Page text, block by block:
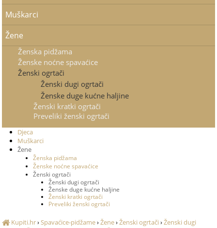
Muškarci
Žene
Ženska pidžama
Ženske noćne spavaćice
Ženski ogrtači
Ženski dugi ogrtači
Ženske duge kućne haljine
Ženski kratki ogrtači
Preveliki ženski ogrtači
Djeca
Muškarci
Žene
Ženska pidžama
Ženske noćne spavaćice
Ženski ogrtači
Ženski dugi ogrtači
Ženske duge kućne haljine
Ženski kratki ogrtači
Preveliki ženski ogrtači
Kupiti.hr›Spavaćice-pidžame›Žene›Ženski ogrtači›Ženski dugi